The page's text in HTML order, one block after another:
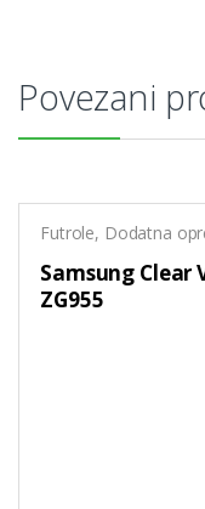
Povezani
Futrole, Dodatna
Samsung Clear
ZG955